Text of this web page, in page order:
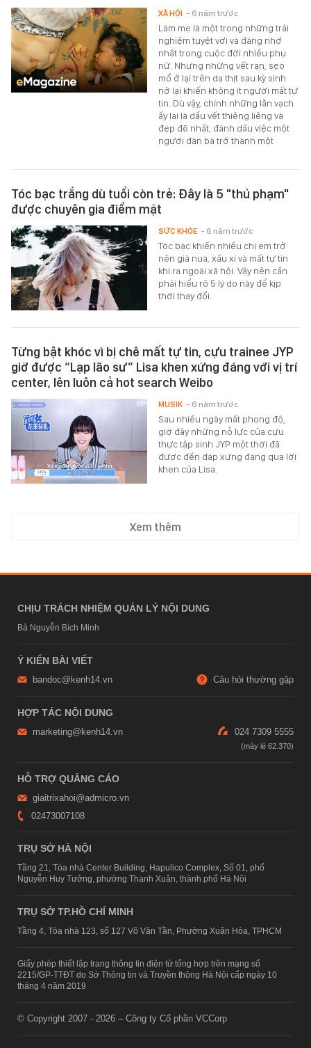
Làm mẹ là một trong những trải
nghiệm tuyệt vời và đáng nhớ
nhất trong cuộc đời nhiều phụ
nữ. Nhưng những vết rạn, sẹo
mổ ở lại trên da thịt sau kỳ sinh
nở lại khiến không ít người mất tự
tin. Dù vậy, chính những lằn vạch
ấy lại là dấu vết thiêng liêng và
đẹp đẽ nhất, đánh dấu việc một
người đàn bà trở thành một
XÃ HỘI - 6 năm trước
Tóc bạc trắng dù tuổi còn trẻ: Đây là 5 "thủ phạm"
được chuyên gia điểm mặt
Tóc bạc khiến nhiều chị em trở
nên già nua, xấu xí và mất tự tin
khi ra ngoài xã hội. Vậy nên cần
phải hiểu rõ 5 lý do này để kịp
thời thay đổi.
SỨC KHỎE - 6 năm trước
Từng bật khóc vì bị chê mất tự tin, cựu trainee JYP
giờ được “Lạp lão sư” Lisa khen xứng đáng với vị trí
center, lên luôn cả hot search Weibo
Sau nhiều ngày mất phong độ,
giờ đây những nỗ lực của cựu
thực tập sinh JYP một thời đã
được đền đáp xứng đáng qua lời
khen của Lisa.
MUSIK - 6 năm trước
Xem thêm
CHỊU TRÁCH NHIỆM QUẢN LÝ NỘI DUNG
Bà Nguyễn Bích Minh
Ý KIẾN BÀI VIẾT
bandoc@kenh14.vn Câu hỏi thường gặp
HỢP TÁC NỘI DUNG
marketing@kenh14.vn 024 7309 5555
HỖ TRỢ QUẢNG CÁO
giaitrixahoi@admicro.vn
02473007108
TRỤ SỞ HÀ NỘI
Tầng 21, Tòa nhà Center Building, Hapulico Complex, Số 01, phố
Nguyễn Huy Tưởng, phường Thanh Xuân, thành phố Hà Nội
TRỤ SỞ TP.HỒ CHÍ MINH
Tầng 4, Tòa nhà 123, số 127 Võ Văn Tần, Phường Xuân Hòa, TPHCM
Giấy phép thiết lập trang thông tin điện tử tổng hợp trên mạng số
2215/GP-TTĐT do Sở Thông tin và Truyền thông Hà Nội cấp ngày 10
tháng 4 năm 2019
© Copyright 2007 - 2026 – Công ty Cổ phần VCCorp